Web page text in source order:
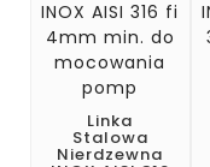
Linka
Stalowa
Nierdzewna